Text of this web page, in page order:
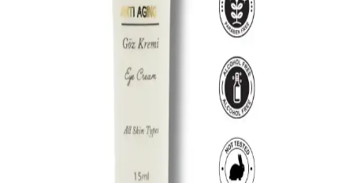
Hassas göz çevresi için formüle edilen kırışıklık karşıtı serumu,
hyaluronik asit ve peptitler ile ince çizgileri azaltır, elastikiyeti artırır
ve genç görünüm sağlar.
Göz Egzaması ve Tedavi Yöntemleri: Günlük Bakım
İpuçları ve Belirtiler
Göz egzaması, göz çevresinde kızarıklık, kaşıntı ve tahriş gibi
belirtilerle kendini gösterir. Uygun tedavi ve günlük bakım ile
semptomlar kontrol altına alınabilir, erken müdahale önemlidir.
Güvenilir Göz Bakım Ürünleri Seçimi ve Kullanım